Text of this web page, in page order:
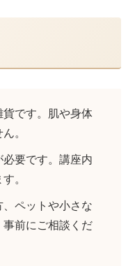
貨です。肌や身体
。
必要です。講座内
。
、ペットや小さな
前にご相談くだ